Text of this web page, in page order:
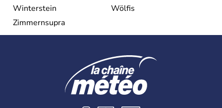
Winterstein
Wölfis
Zimmernsupra